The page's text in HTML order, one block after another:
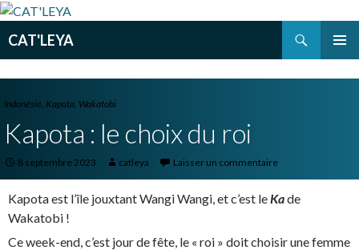
CAT'LEYA
PRINCIPAL
Indonésie Kapota Wakatobi
Kapota : le choix du roi
8 septembre 2023 catleya Laisser un commentaire
Kapota est l’île jouxtant Wangi Wangi, et c’est leKade
Wakatobi !
Ce week-end, c’est jour de fête, le « roi » doit choisir une femme